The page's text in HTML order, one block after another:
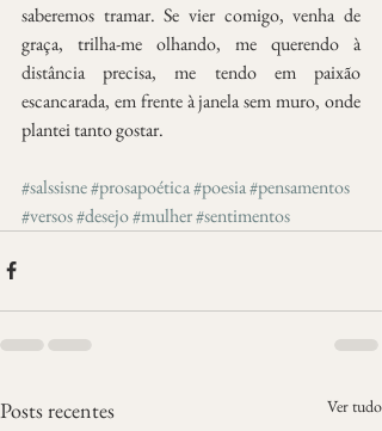
saberemos tramar. Se vier comigo, venha de
graça, trilha-me olhando, me querendo à
distância precisa, me tendo em paixão
escancarada, em frente à janela sem muro, onde
plantei tanto gostar.
#salssisne#prosapoética#poesia#pensamentos
#versos#desejo#mulher#sentimentos
Posts recentes Ver tudo